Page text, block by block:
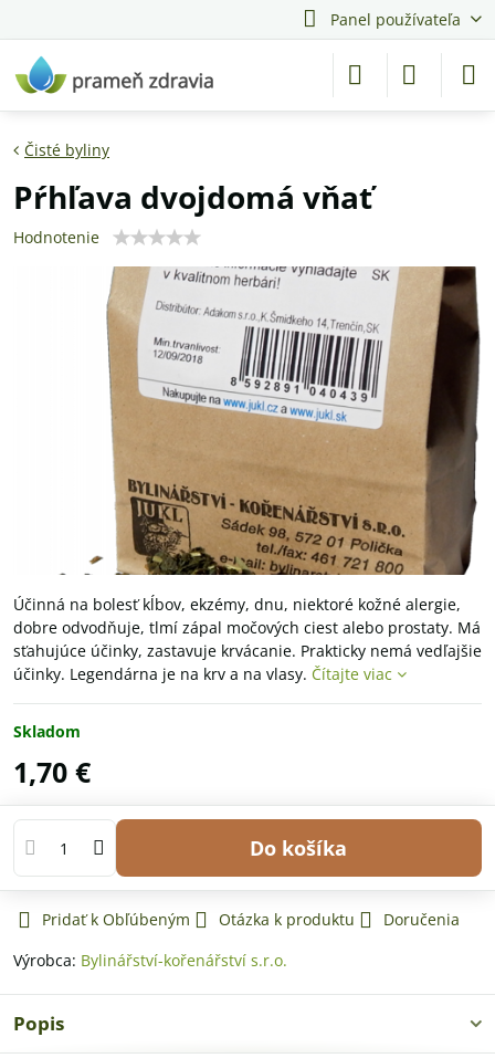
Panel používateľa
Čisté byliny
Pŕhľava dvojdomá vňať
Hodnotenie
Účinná na bolesť kĺbov, ekzémy, dnu, niektoré kožné alergie,
dobre odvodňuje, tlmí zápal močových ciest alebo prostaty. Má
sťahujúce účinky, zastavuje krvácanie. Prakticky nemá vedľajšie
účinky. Legendárna je na krv a na vlasy. Čítajte viac
Skladom
1,70 €
Do košíka
Pridať k Obľúbeným Otázka k produktu
Doručenia
Výrobca: Bylinářství-kořenářství s.r.o.
Popis